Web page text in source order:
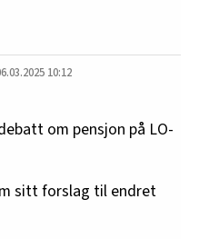
10:12
om pensjon på LO-
sitt forslag til endret